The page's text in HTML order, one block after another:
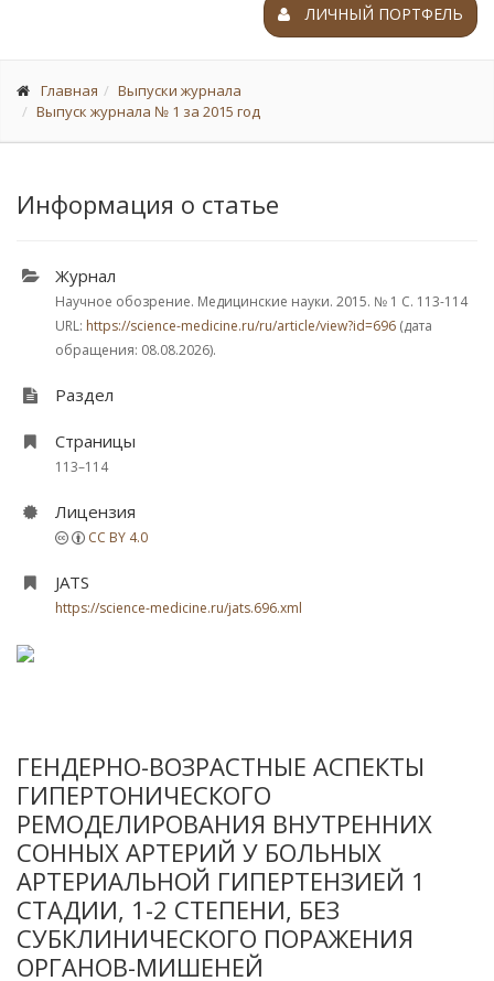
ЛИЧНЫЙ ПОРТФЕЛЬ
Главная
Выпуски журнала
Выпуск журнала № 1 за 2015 год
Информация о статье
Журнал
Научное обозрение. Медицинские науки. 2015. № 1 С. 113-114
URL: https://science-medicine.ru/ru/article/view?id=696 (дата
обращения: 08.08.2026).
Раздел
Страницы
113–114
Лицензия
CC BY 4.0
JATS
https://science-medicine.ru/jats.696.xml
ГЕНДЕРНО-ВОЗРАСТНЫЕ АСПЕКТЫ
ГИПЕРТОНИЧЕСКОГО
РЕМОДЕЛИРОВАНИЯ ВНУТРЕННИХ
СОННЫХ АРТЕРИЙ У БОЛЬНЫХ
АРТЕРИАЛЬНОЙ ГИПЕРТЕНЗИЕЙ 1
СТАДИИ, 1-2 СТЕПЕНИ, БЕЗ
СУБКЛИНИЧЕСКОГО ПОРАЖЕНИЯ
ОРГАНОВ-МИШЕНЕЙ